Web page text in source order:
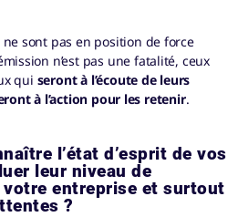
sont pas en position de force
n’est pas une fatalité, ceux
qui seront à l’écoute de leurs
à l’action pour les retenir.
l’état d’esprit de vos
leur niveau de
entreprise et surtout
?